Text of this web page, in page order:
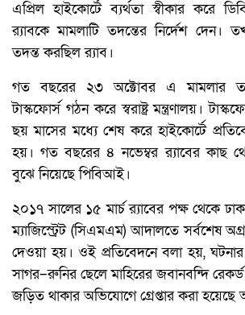
এপ্রিল হাইকোর্টে ব্যর্থতা স্বীকার করে
র‍্যাবকে মামলাটি তদন্তের নির্দেশ দেন।
তদন্ত করছিল র‍্যাব।
গত বছরের ২৩ অক্টোবর এ মামলার
টাস্কফোর্স গঠন করে স্বরাষ্ট্র মন্ত্রণালয়।
ছয় মাসের মধ্যে শেষ করে হাইকোর্টে
হয়। গত বছরের ৪ নভেম্বর র‍্যাবের কাছ
বুঝে নিয়েছে পিবিআই।
২০১৭ সালের ১৫ মার্চ র‍্যাবের পক্ষ থেকে
ম্যাজিস্ট্রেট (সিএমএম) আদালতে সর্বশেষ
দেওয়া হয়। ওই প্রতিবেদনে বলা হয়, ঘটনার
সাগর–রুনির ছেলে মাহিরের জবানবন্দি
জড়িত থাকার অভিযোগে গ্রেপ্তার করা